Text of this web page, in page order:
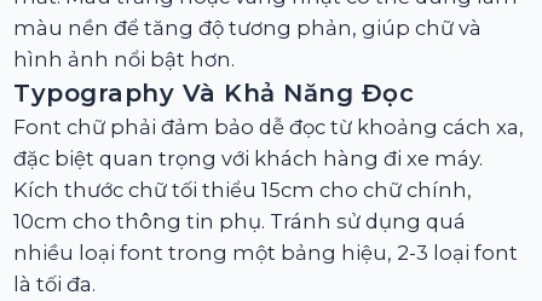
màu nền để tăng độ tương phản, giúp chữ và
hình ảnh nổi bật hơn.
Typography Và Khả Năng Đọc
Font chữ phải đảm bảo dễ đọc từ khoảng cách xa,
đặc biệt quan trọng với khách hàng đi xe máy.
Kích thước chữ tối thiểu 15cm cho chữ chính,
10cm cho thông tin phụ. Tránh sử dụng quá
nhiều loại font trong một bảng hiệu, 2-3 loại font
là tối đa.